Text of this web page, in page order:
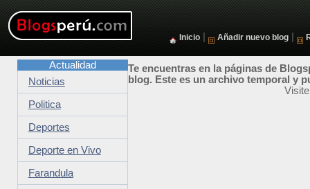
Inicio Añadir nuevo blog
Te encuentras en la páginas de
blog. Este es un archivo temporal y
Actualidad
Noticias
Politica
Deportes
Deporte en Vivo
Farandula